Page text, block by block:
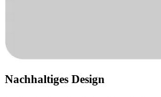
Nachhaltiges Design